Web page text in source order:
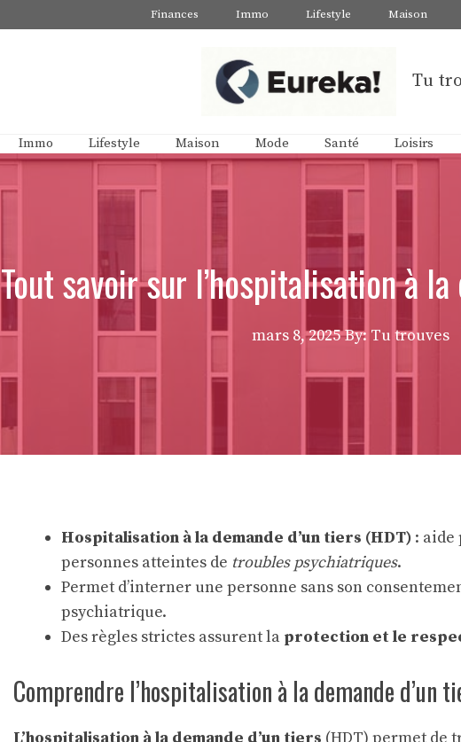
Finances Immo Lifestyle Maison
Tu
Immo Lifestyle Maison Mode Santé Loisirs
Tout savoir sur l’hospitalisation à
mars 8, 2025 By: Tu trouves
Hospitalisation à la demande d’un tiers (HDT) : aide
personnes atteintes de troubles psychiatriques.
Permet d’interner une personne sans son
psychiatrique.
Des règles strictes assurent la protection et le
Comprendre l’hospitalisation à la demande d’un
L’hospitalisation à la demande d’un tiers (HDT) permet de